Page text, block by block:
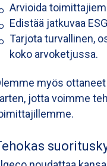
Arvioida
Edistää jatkuvaa
Tarjota turvallinen,
koko arvoketjussa.
myös
jotta voimme